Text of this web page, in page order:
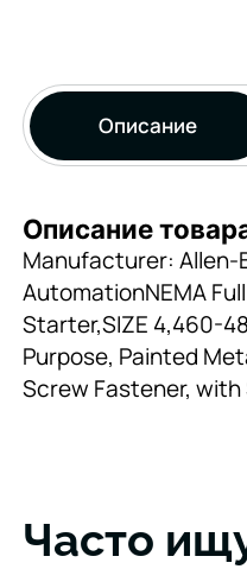
Описание
Описание
Manufacturer: Allen-
AutomationNEMA
Starter,SIZE 4,460-
Purpose, Painted
Screw Fastener, with
Часто